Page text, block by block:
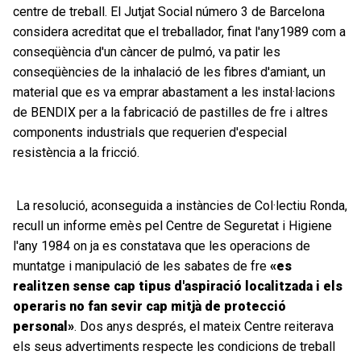
centre de treball. El Jutjat Social número 3 de Barcelona
considera acreditat que el treballador, finat l'any1989 com a
conseqüència d'un càncer de pulmó, va patir les
conseqüències de la inhalació de les fibres d'amiant, un
material que es va emprar abastament a les instal·lacions
de BENDIX per a la fabricació de pastilles de fre i altres
components industrials que requerien d'especial
resistència a la fricció.
La resolució, aconseguida a instàncies de Col·lectiu Ronda,
recull un informe emès pel Centre de Seguretat i Higiene
l'any 1984 on ja es constatava que les operacions de
muntatge i manipulació de les sabates de fre «es
realitzen sense cap tipus d'aspiració localitzada i els
operaris no fan sevir cap mitjà de protecció
personal». Dos anys després, el mateix Centre reiterava
els seus advertiments respecte les condicions de treball